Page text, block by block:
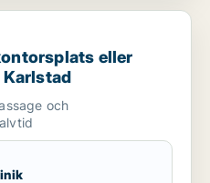
eller klinik för uthyrning i
eller
och